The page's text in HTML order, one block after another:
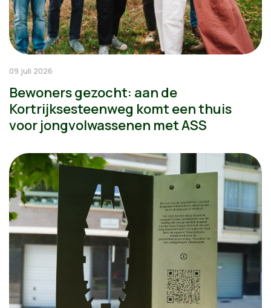
09 juli 2026
Bewoners gezocht: aan de
Kortrijksesteenweg komt een thuis
voor jongvolwassenen met ASS